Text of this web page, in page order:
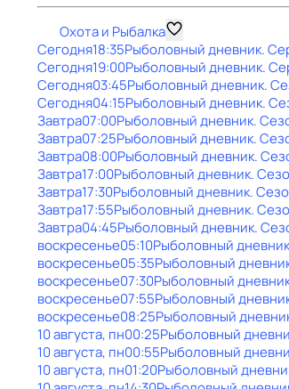
Охота и Рыбалка
Сегодня18:35Рыболовный дневник.
Сегодня19:00Рыболовный дневник.
Сегодня03:45Рыболовный дневник.
Сегодня04:15Рыболовный дневник.
Завтра07:00Рыболовный дневник.
Завтра07:25Рыболовный дневник.
Завтра08:00Рыболовный дневник.
Завтра17:00Рыболовный дневник.
Завтра17:30Рыболовный дневник.
Завтра17:55Рыболовный дневник.
Завтра04:45Рыболовный дневник.
воскресенье05:10Рыболовный дневник
воскресенье05:35Рыболовный
воскресенье07:30Рыболовный
воскресенье07:55Рыболовный
воскресенье08:25Рыболовный
10 августа, пн00:25Рыболовный
10 августа, пн00:55Рыболовный
10 августа, пн01:20Рыболовный